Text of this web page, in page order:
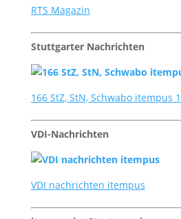
RTS Magazin
Stuttgarter Nachrichten
166 StZ, StN, Schwabo itempus
VDI-Nachrichten
VDI nachrichten itempus